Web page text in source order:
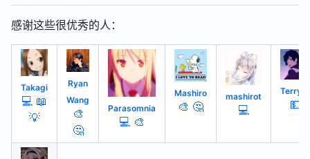
感谢这些很优秀的人：
Takagi
💻 📖
💡
Ryan
Wang
🎨
🤔
Parasomnia
💻 🎨
Mashiro
🎨 🤔
mashirot
💻
Terryliu
💵